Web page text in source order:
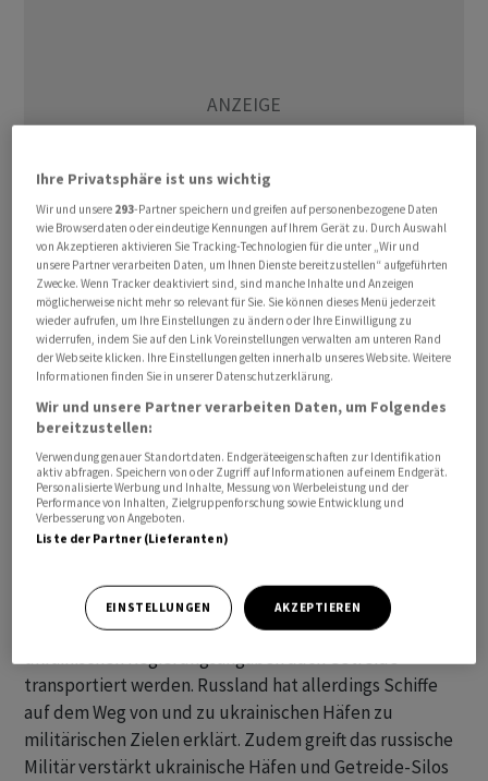
Der Frachter soll durch den von der Regierung in Kiew
eingerichteten "humanitären Korridor" fahren. Die
"Josef Schulte" habe seit dem 23. Februar 2022 - einen
Tag vor Beginn der russischen Invasion - in der
ukrainischen Hafenstadt festgesessen und gehöre einer
chinesischen Bank und der Hamburger Firma Bernhard
Schulte, teilte das Unternehmen mit. Das Schiff werde
durch Hoheitsgewässer der Ukraine, Rumäniens und
der Türkei mit Ziel Istanbul fahren.
die seit Kriegsbeginn in ukrainischen Häfen festsitzen,
das Land verlassen können. Über den Korridor soll nach
ukrainischen Regierungsangaben auch Getreide
transportiert werden. Russland hat allerdings Schiffe
auf dem Weg von und zu ukrainischen Häfen zu
militärischen Zielen erklärt. Zudem greift das russische
Militär verstärkt ukrainische Häfen und Getreide-Silos
Ihre Privatsphäre ist uns wichtig
Wir und unsere 293-Partner speichern und greifen auf personenbezogene Daten
wie Browserdaten oder eindeutige Kennungen auf Ihrem Gerät zu. Durch Auswahl
von Akzeptieren aktivieren Sie Tracking-Technologien für die unter „Wir und
unsere Partner verarbeiten Daten, um Ihnen Dienste bereitzustellen“ aufgeführten
Zwecke. Wenn Tracker deaktiviert sind, sind manche Inhalte und Anzeigen
möglicherweise nicht mehr so relevant für Sie. Sie können dieses Menü jederzeit
wieder aufrufen, um Ihre Einstellungen zu ändern oder Ihre Einwilligung zu
widerrufen, indem Sie auf den Link Voreinstellungen verwalten am unteren Rand
der Webseite klicken. Ihre Einstellungen gelten innerhalb unseres Website. Weitere
Informationen finden Sie in unserer Datenschutzerklärung.
Wir und unsere Partner verarbeiten Daten, um Folgendes
bereitzustellen:
Verwendung genauer Standortdaten. Endgeräteeigenschaften zur Identifikation
aktiv abfragen. Speichern von oder Zugriff auf Informationen auf einem Endgerät.
Personalisierte Werbung und Inhalte, Messung von Werbeleistung und der
Performance von Inhalten, Zielgruppenforschung sowie Entwicklung und
Verbesserung von Angeboten.
Liste der Partner (Lieferanten)
EINSTELLUNGEN AKZEPTIEREN